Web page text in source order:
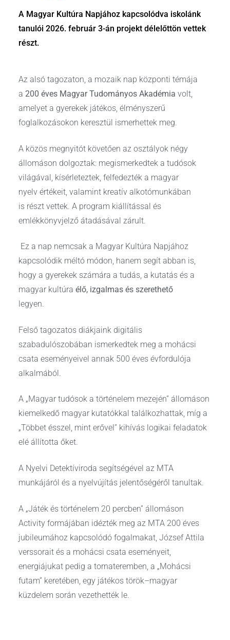
A Magyar Kultúra Napjához kapcsolódva iskolánk
tanulói 2026. február 3-án projekt délelőttön vettek
részt.
Az alsó tagozaton, a mozaik nap központi témája
a 200 éves Magyar Tudományos Akadémia volt,
amelyet a gyerekek játékos, élményszerű
foglalkozásokon keresztül ismerhettek meg.
A közös megnyitót követően az osztályok négy
állomáson dolgoztak: megismerkedtek a tudósok
világával, kísérleteztek, felfedezték a magyar
nyelv értékeit, valamint kreatív alkotómunkában
is részt vettek. A program kiállítással és
emlékkönyvjelző átadásával zárult.
Ez a nap nemcsak a Magyar Kultúra Napjához
kapcsolódik méltó módon, hanem segít abban is,
hogy a gyerekek számára a tudás, a kutatás és a
magyar kultúra élő, izgalmas és szerethető
legyen.
Felső tagozatos diákjaink digitális
szabadulószobában ismerkedtek meg a mohácsi
csata eseményeivel annak 500 éves évfordulója
alkalmából.
A „Magyar tudósok a történelem mezején” állomáson
kiemelkedő magyar kutatókkal találkozhattak, míg a
„Többet ésszel, mint erővel” kihívás logikai feladatok
elé állította őket.
A Nyelvi Detektíviroda segítségével az MTA
munkájáról és a nyelvújítás jelentőségéről tanultak.
A „Játék és történelem 20 percben” állomáson
Activity formájában idézték meg az MTA 200 éves
jubileumához kapcsolódó fogalmakat, József Attila
verssorait és a mohácsi csata eseményeit,
energiájukat pedig a tornateremben, a „Mohácsi
futam” keretében, egy játékos török–magyar
küzdelem során vezethették le.